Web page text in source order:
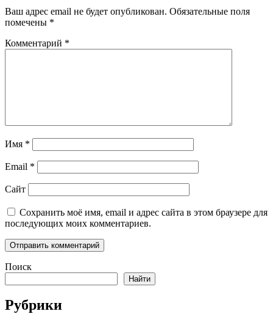
Ваш адрес email не будет опубликован. Обязательные поля
помечены *
Комментарий *
Имя *
Email *
Сайт
Сохранить моё имя, email и адрес сайта в этом браузере для
последующих моих комментариев.
Поиск
Найти
Рубрики